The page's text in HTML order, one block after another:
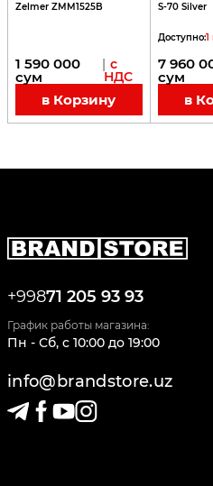
Zelmer ZMM1525B
1 590 000
сум
| с
НДС
в Корзину
S-70 Silver
Доступно:1
7 960
сум
в
+99871 205 93 93
График работы магазина:
Пн - Сб, c 10:00 до 19:00
info@brandstore.uz